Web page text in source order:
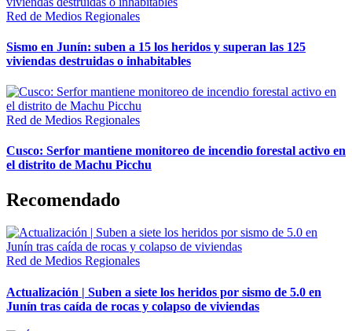
Red de Medios Regionales
Sismo en Junín: suben a 15 los heridos y superan las 125
viviendas destruidas o inhabitables
Red de Medios Regionales
Cusco: Serfor mantiene monitoreo de incendio forestal activo en
el distrito de Machu Picchu
Recomendado
Red de Medios Regionales
Actualización | Suben a siete los heridos por sismo de 5.0 en
Junín tras caída de rocas y colapso de viviendas